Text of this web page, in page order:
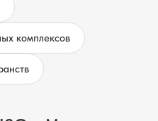
комплексов